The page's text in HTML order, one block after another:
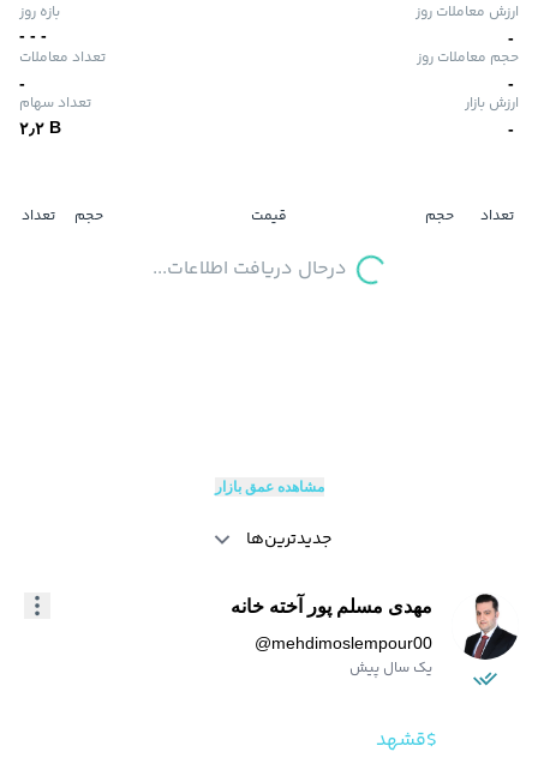
ارزش معاملات روز
-
بازه روز
-
-
-
حجم معاملات روز
-
تعداد معاملات
-
ارزش بازار
-
تعداد سهام
B ۲٫۲
تعداد حجم قیمت حجم تعداد
درحال دریافت اطلاعات...
مشاهده عمق بازار
جدیدترین‌ها
مهدی مسلم پور آخته خانه
@mehdimoslempour00
یک سال پیش
$قشهد